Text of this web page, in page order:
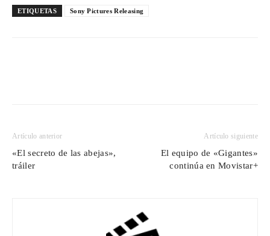
ETIQUETAS Sony Pictures Releasing
Artículo anterior
«El secreto de las abejas»,
tráiler
Artículo siguiente
El equipo de «Gigantes»
continúa en Movistar+